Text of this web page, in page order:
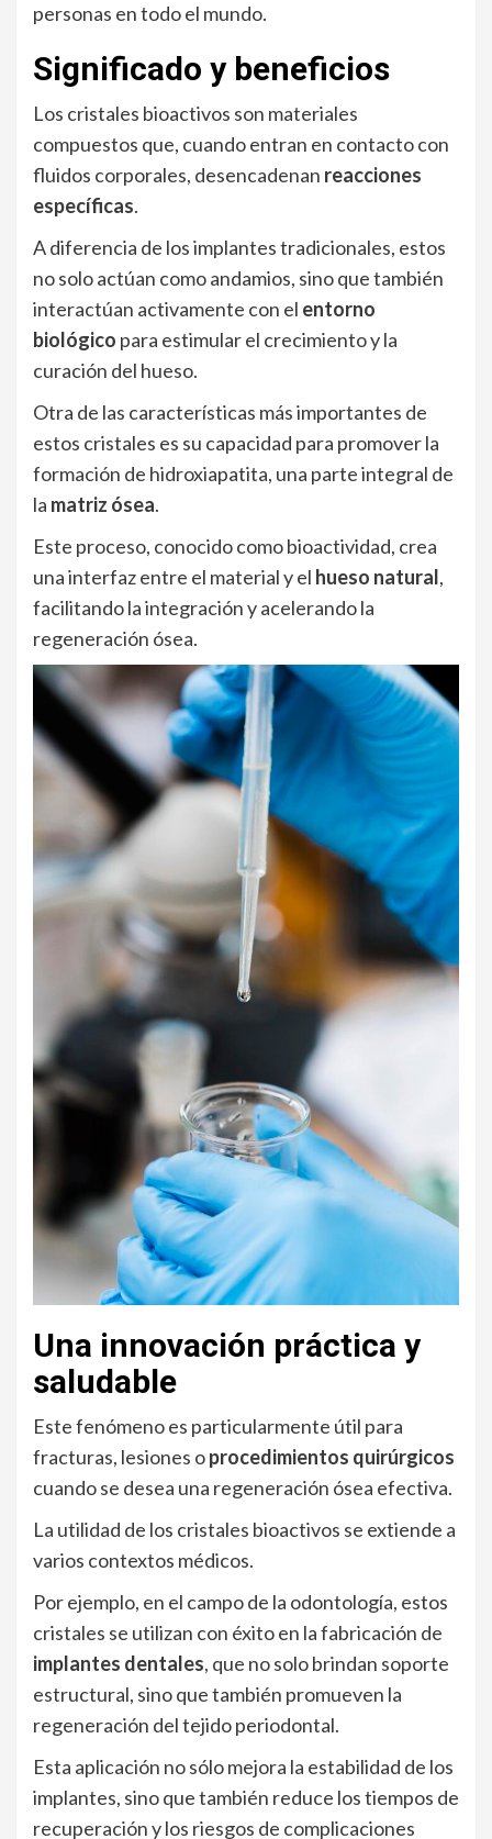
personas en todo el mundo.
Significado y beneficios
Los cristales bioactivos son materiales
compuestos que, cuando entran en contacto con
fluidos corporales, desencadenan reacciones
específicas.
A diferencia de los implantes tradicionales, estos
no solo actúan como andamios, sino que también
interactúan activamente con el entorno
biológico para estimular el crecimiento y la
curación del hueso.
Otra de las características más importantes de
estos cristales es su capacidad para promover la
formación de hidroxiapatita, una parte integral de
la matriz ósea.
Este proceso, conocido como bioactividad, crea
una interfaz entre el material y el hueso natural,
facilitando la integración y acelerando la
regeneración ósea.
Una innovación práctica y
saludable
Este fenómeno es particularmente útil para
fracturas, lesiones oprocedimientos quirúrgicos
cuando se desea una regeneración ósea efectiva.
La utilidad de los cristales bioactivos se extiende a
varios contextos médicos.
Por ejemplo, en el campo de la odontología, estos
cristales se utilizan con éxito en la fabricación de
implantes dentales, que no solo brindan soporte
estructural, sino que también promueven la
regeneración del tejido periodontal.
Esta aplicación no sólo mejora la estabilidad de los
implantes, sino que también reduce los tiempos de
recuperación y los riesgos de complicaciones